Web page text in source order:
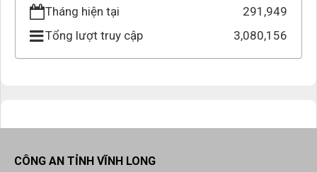
Tháng hiện tại
291,949
Tổng lượt truy cập
3,080,156
CÔNG AN TỈNH VĨNH LONG